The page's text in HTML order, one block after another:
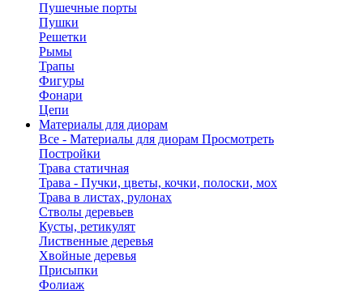
Пушечные порты
Пушки
Решетки
Рымы
Трапы
Фигуры
Фонари
Цепи
Материалы для диорам
Все - Материалы для диорам Просмотреть
Постройки
Трава статичная
Трава - Пучки, цветы, кочки, полоски, мох
Трава в листах, рулонах
Стволы деревьев
Кусты, ретикулят
Лиственные деревья
Хвойные деревья
Присыпки
Фолиаж